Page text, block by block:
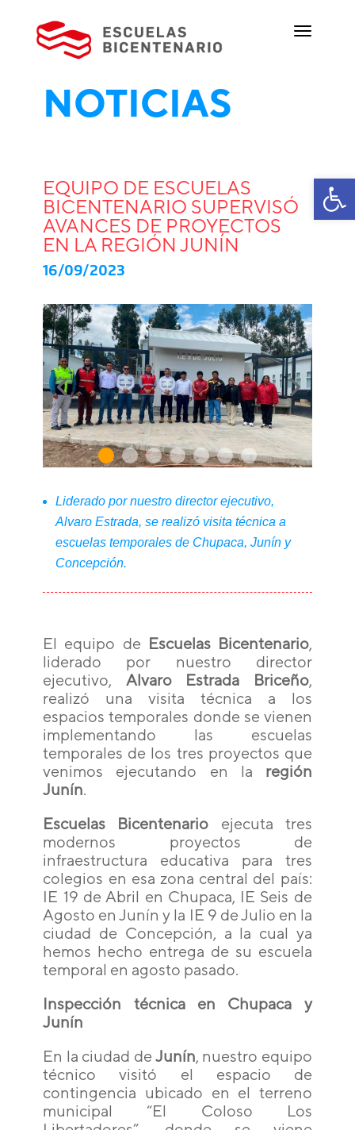
NOTICIAS
EQUIPO DE ESCUELAS
BICENTENARIO SUPERVISÓ
AVANCES DE PROYECTOS
EN LA REGIÓN JUNÍN
16/09/2023
Liderado por nuestro director ejecutivo,
Alvaro Estrada, se realizó visita técnica a
escuelas temporales de Chupaca, Junín y
Concepción.
El equipo de Escuelas Bicentenario,
liderado por nuestro director
ejecutivo, Alvaro Estrada Briceño,
realizó una visita técnica a los
espacios temporales donde se vienen
implementando las escuelas
temporales de los tres proyectos que
venimos ejecutando en la región
Junín.
Escuelas Bicentenario ejecuta tres
modernos proyectos de
infraestructura educativa para tres
colegios en esa zona central del país:
IE 19 de Abril en Chupaca, IE Seis de
Agosto en Junín y la IE 9 de Julio en la
ciudad de Concepción, a la cual ya
hemos hecho entrega de su escuela
temporal en agosto pasado.
Inspección técnica en Chupaca y
Junín
En la ciudad de Junín, nuestro equipo
técnico visitó el espacio de
contingencia ubicado en el terreno
municipal “El Coloso Los